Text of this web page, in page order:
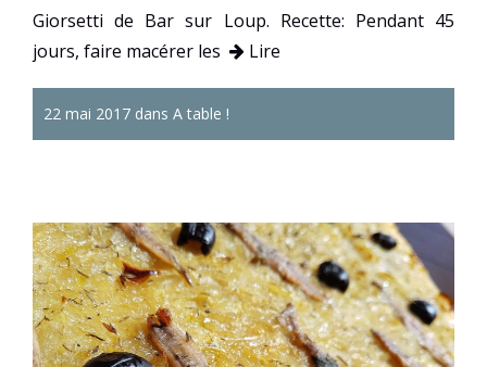
Giorsetti de Bar sur Loup. Recette: Pendant 45
jours, faire macérer les
Lire
22 mai 2017 dans A table !